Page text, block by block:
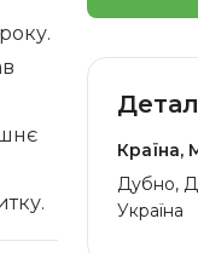
Країна,
Дубно,
Україна